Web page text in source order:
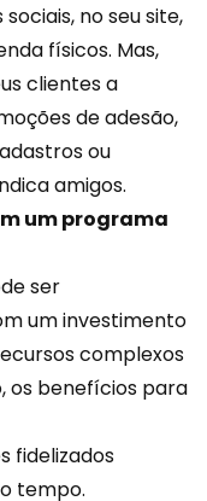
no seu site,
físicos. Mas,
clientes a
de adesão,
ou
amigos.
um programa
ser
um investimento
complexos
os benefícios para
fidelizados
tempo.